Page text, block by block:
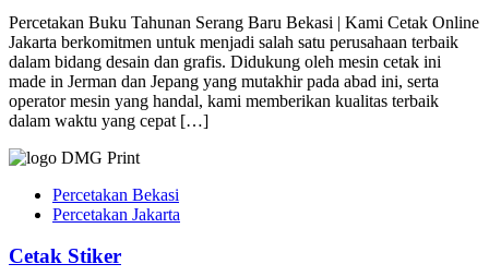
Percetakan Buku Tahunan Serang Baru Bekasi | Kami Cetak Online
Jakarta berkomitmen untuk menjadi salah satu perusahaan terbaik
dalam bidang desain dan grafis. Didukung oleh mesin cetak ini
made in Jerman dan Jepang yang mutakhir pada abad ini, serta
operator mesin yang handal, kami memberikan kualitas terbaik
dalam waktu yang cepat […]
Percetakan Bekasi
Percetakan Jakarta
Cetak Stiker